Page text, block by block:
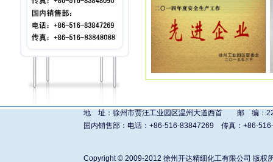
作、并在国际知名染料技术专家指
模、技术水平以及装备能力方面实
基础。 公司始终坚持奉行“以科技
宗旨，愿与国内外客户建立互利
商品化车间外景 成品库内景
地 址：徐州市贾汪工业园区温州大道西首 邮 编：
国内销售部：电话：+86-516-83847269 传真：+86-
Copyright © 2009-2012 徐州开达精细化工有限公司 版